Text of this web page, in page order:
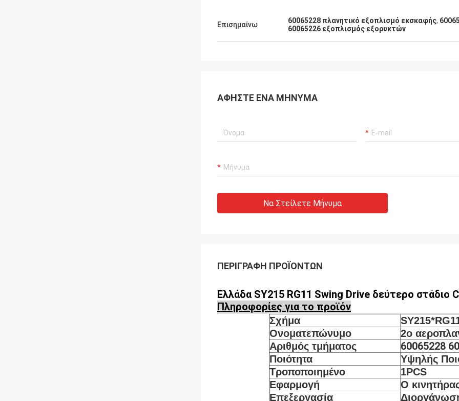
Επισημαίνω 60065228 πλανητικό εξοπλισμό εκσκαφής,
60065226 εξοπλισμός εξορυκτών
ΑΦΉΣΤΕ ΈΝΑ ΜΉΝΥΜΑ
Να Στείλετε Μήνυμα
ΠΕΡΙΓΡΑΦΉ ΠΡΟΪΌΝΤΩΝ
Ελλάδα SY215 RG11 Swing Drive δεύτερο στάδιο
Πληροφορίες για το προϊόν
Σχήμα
Ονοματεπώνυμο
2ο
Αριθμός τμήματος
60065228
Ποιότητα
Υψηλής
Τροποποιημένο
1PCS
Εφαρμογή
Ο
Επεξεργασία